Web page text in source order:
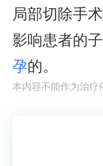
局部切除手
影响患者的
孕的。
本内容不能作为治疗